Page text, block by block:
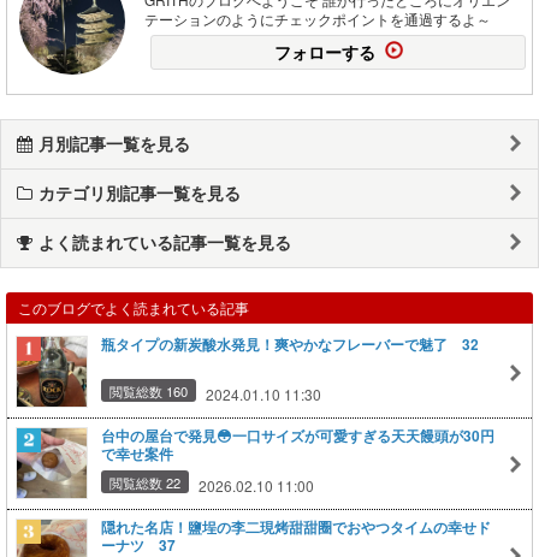
テーションのようにチェックポイントを通過するよ～
フォローする
月別記事一覧を見る
カテゴリ別記事一覧を見る
よく読まれている記事一覧を見る
このブログでよく読まれている記事
瓶タイプの新炭酸水発見！爽やかなフレーバーで魅了 32
閲覧総数 160 2024.01.10 11:30
台中の屋台で発見😳一口サイズが可愛すぎる天天饅頭が30円
で幸せ案件
閲覧総数 22 2026.02.10 11:00
隠れた名店！鹽埕の李二現烤甜甜圈でおやつタイムの幸せド
ーナツ 37